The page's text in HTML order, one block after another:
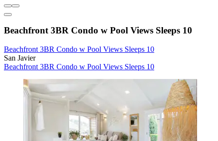
Beachfront 3BR Condo w Pool Views Sleeps 10
Beachfront 3BR Condo w Pool Views Sleeps 10
San Javier
Beachfront 3BR Condo w Pool Views Sleeps 10